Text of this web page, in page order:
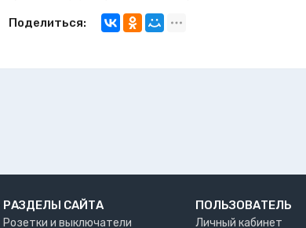
Поделиться:
РАЗДЕЛЫ САЙТА
Розетки и выключатели
ПОЛЬЗОВАТЕЛЬ
Личный кабинет